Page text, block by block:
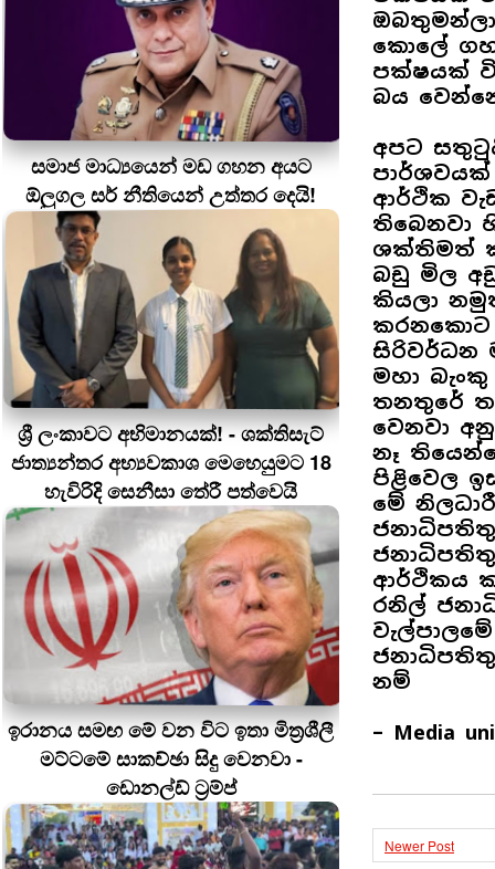
සමාජ මාධ්‍යයෙන් මඩ ගහන අයට
ඕලුගල සර් නීතියෙන් උත්තර දෙයි!
ශ්‍රී ලංකාවට අභිමානයක්! - ශක්තිසැට්
ජාත්‍යන්තර අභ්‍යවකාශ මෙහෙයුමට 18
හැවිරිදි සෙනීසා තේරී පත්වෙයි
ඉරානය සමඟ මේ වන විට ඉතා මිත්‍රශීලී
මට්ටමේ සාකච්ඡා සිදු වෙනවා -
ඩොනල්ඩ් ට්‍රම්ප්
කොලේ
පක්ෂයක්
බය
අපට
ආර්ථික
තිබෙනවා
ශක්තිමත්
බඩු මිල
කියලා
කරනකොට
සිරිවර්ධන
මහා
තනතුරේ
වෙනවා
නෑ
පිළිවෙල
මේ
ආර්ථිකය
රනිල්
නම්
– Media
Newer Post